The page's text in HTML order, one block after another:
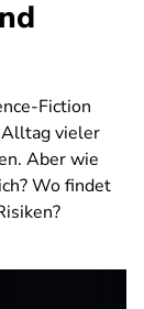
Fiction
Alltag vieler
Aber wie
Wo findet